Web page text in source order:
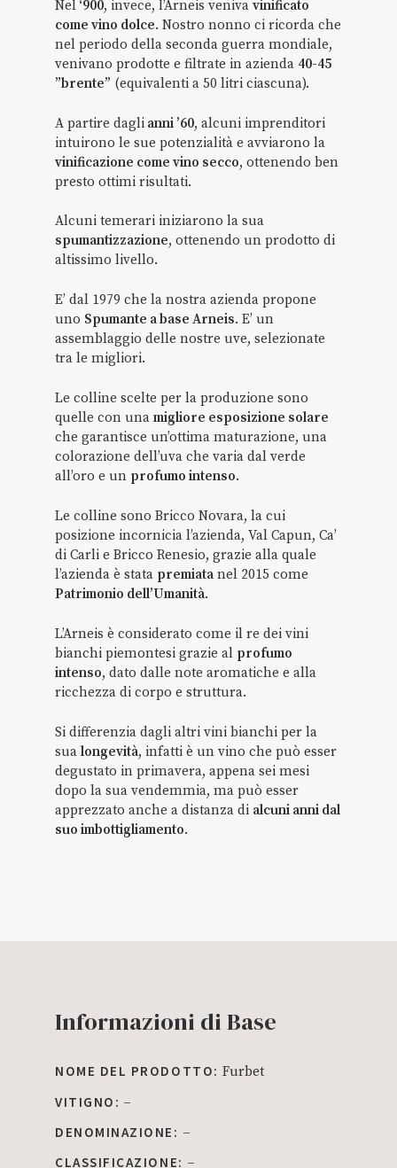
Nel ‘900, invece, l’Arneis venivavinificato
come vino dolce. Nostro nonno ci ricorda che
nel periodo della seconda guerra mondiale,
venivano prodotte e filtrate in azienda 40-45
”brente” (equivalenti a 50 litri ciascuna).
A partire dagli anni ’60, alcuni imprenditori
intuirono le sue potenzialità e avviarono la
vinificazione come vino secco, ottenendo ben
presto ottimi risultati.
Alcuni temerari iniziarono la sua
spumantizzazione, ottenendo un prodotto di
altissimo livello.
E’ dal 1979 che la nostra azienda propone
uno Spumante a base Arneis. E’ un
assemblaggio delle nostre uve, selezionate
tra le migliori.
Le colline scelte per la produzione sono
quelle con unamigliore esposizione solare
che garantisce un’ottima maturazione, una
colorazione dell’uva che varia dal verde
all’oro e un profumo intenso.
Le colline sono Bricco Novara, la cui
posizione incornicia l’azienda, Val Capun, Ca’
di Carli e Bricco Renesio, grazie alla quale
l’azienda è stata premiata nel 2015 come
Patrimonio dell’Umanità.
L’Arneis è considerato come il re dei vini
bianchi piemontesi grazie al profumo
intenso, dato dalle note aromatiche e alla
ricchezza di corpo e struttura.
Si differenzia dagli altri vini bianchi per la
sualongevità, infatti è un vino che può esser
degustato in primavera, appena sei mesi
dopo la sua vendemmia, ma può esser
apprezzato anche a distanza di alcuni anni dal
suo imbottigliamento.
Informazioni di Base
NOME DEL PRODOTTO: Furbet
VITIGNO: –
DENOMINAZIONE: –
CLASSIFICAZIONE: –